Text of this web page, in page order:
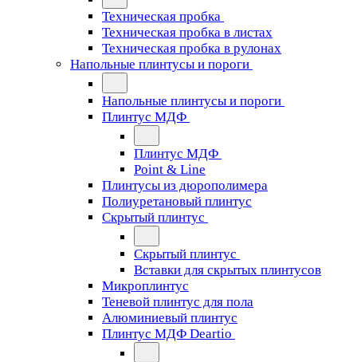
Техническая пробка
Техническая пробка в листах
Техническая пробка в рулонах
Напольные плинтусы и пороги
Напольные плинтусы и пороги
Плинтус МДФ
Плинтус МДФ
Point & Line
Плинтусы из дюрополимера
Полиуретановый плинтус
Скрытый плинтус
Скрытый плинтус
Вставки для скрытых плинтусов
Микроплинтус
Теневой плинтус для пола
Алюминиевый плинтус
Плинтус МДФ Deartio